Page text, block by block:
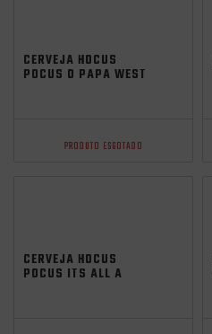
CERVEJA HOCUS
POCUS O PAPA WEST
PRODUTO ESGOTADO
CERVEJA HOCUS
POCUS ITS ALL A